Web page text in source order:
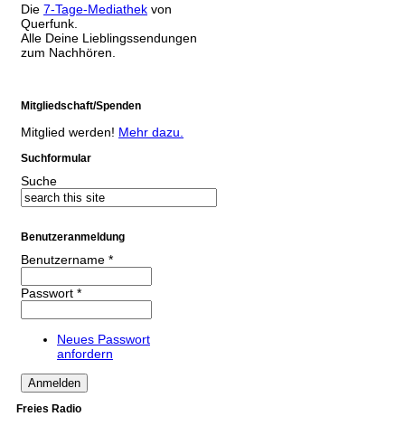
Die 7-Tage-Mediathek von
Querfunk.
Alle Deine Lieblingssendungen
zum Nachhören.
Mitgliedschaft/Spenden
Mitglied werden! Mehr dazu.
Suchformular
Suche
Benutzeranmeldung
Benutzername *
Passwort *
Neues Passwort
anfordern
Freies Radio